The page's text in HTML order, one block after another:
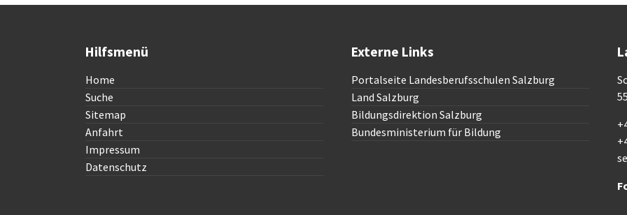
Hilfsmenü
Home
Suche
Sitemap
Anfahrt
Impressum
Datenschutz
Externe Links
Portalseite Landesberufsschulen Salzburg
Land Salzburg
Bildungsdirektion Salzburg
Bundesministerium für Bildung